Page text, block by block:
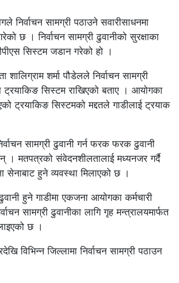
निर्वाचन सामग्री पठाउने सवारीसाधनमा
छ । निर्वाचन सामग्री ढुवानीको सुरक्षाका
सिस्टम जडान गरेको हो ।
शालिग्राम शर्मा पौडेलले निर्वाचन सामग्री
ट्रयाकिङ सिस्टम राखिएको बताए । आयोगका
ट्रयाकिङ सिस्टमको मद्दतले गाडीलाई ट्रयाक
सामग्री ढुवानी गर्न फरक फरक ढुवानी
। मतपत्रको संवेदनशीलतालाई मध्यनजर गर्दै
सेनाबाट हुने व्यवस्था मिलाएको छ ।
हुने गाडीमा एकजना आयोगका कर्मचारी
सामग्री ढुवानीका लागि गृह मन्त्रालयमार्फत
छ ।
विभिन्न जिल्लामा निर्वाचन सामग्री पठाउन